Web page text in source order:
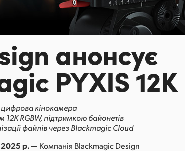
анонсує
PYXIS 12K
кінокамера
RGBW, підтримкою байонетів
файлів через Blackmagic Cloud
2025 р. — Компанія Blackmagic Design